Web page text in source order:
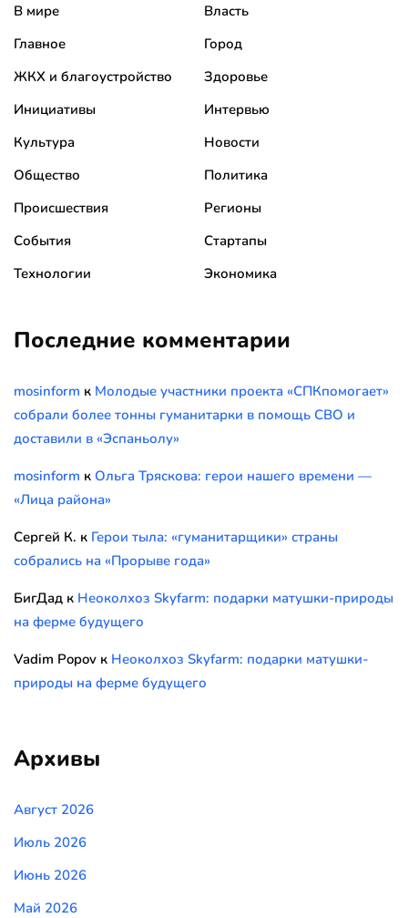
В мире
Власть
Главное
Город
ЖКХ и благоустройство
Здоровье
Инициативы
Интервью
Культура
Новости
Общество
Политика
Происшествия
Регионы
События
Стартапы
Технологии
Экономика
Последние комментарии
mosinform к Молодые участники проекта «СПКпомогает»
собрали более тонны гуманитарки в помощь СВО и
доставили в «Эспаньолу»
mosinform к Ольга Тряскова: герои нашего времени —
«Лица района»
Сергей К. к Герои тыла: «гуманитарщики» страны
собрались на «Прорыве года»
БигДад к Неоколхоз Skyfarm: подарки матушки-природы
на ферме будущего
Vadim Popov к Неоколхоз Skyfarm: подарки матушки-
природы на ферме будущего
Архивы
Август 2026
Июль 2026
Июнь 2026
Май 2026